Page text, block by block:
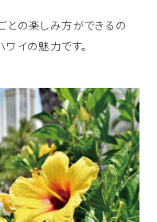
との楽しみ方ができるの
イの魅力です。